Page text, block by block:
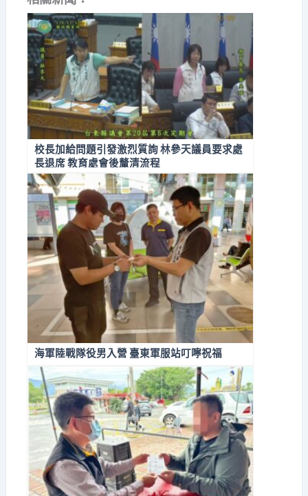
校長加給問題引發激烈質詢 林參天議員要求處
長退席 教育處會後釐清流程
海軍陸戰隊役男入營 臺東軍服站叮嚀祝福